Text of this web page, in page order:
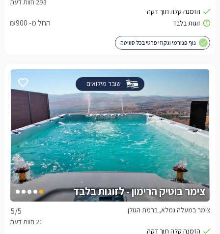
החל מ- ₪900
נוף פנורמי וגקוזי פרטי בכל סוויטה
שובר מילואים
צימר בוטיק הרימון - לזוגות בלבד
5/5 צימר במעלה גמלא, ברמת הגולן